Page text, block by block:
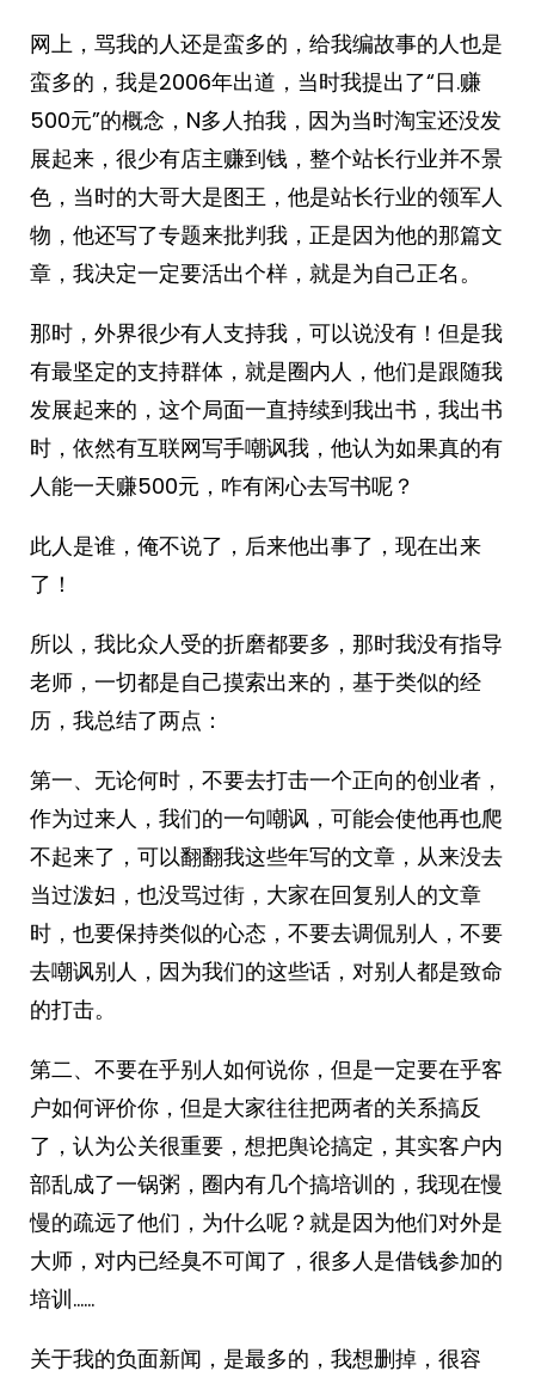
网上，骂我的人还是蛮多的，给我编故事的人也是
蛮多的，我是2006年出道，当时我提出了“日.赚
500元”的概念，N多人拍我，因为当时淘宝还没发
展起来，很少有店主赚到钱，整个站长行业并不景
色，当时的大哥大是图王，他是站长行业的领军人
物，他还写了专题来批判我，正是因为他的那篇文
章，我决定一定要活出个样，就是为自己正名。
那时，外界很少有人支持我，可以说没有！但是我
有最坚定的支持群体，就是圈内人，他们是跟随我
发展起来的，这个局面一直持续到我出书，我出书
时，依然有互联网写手嘲讽我，他认为如果真的有
人能一天赚500元，咋有闲心去写书呢？
此人是谁，俺不说了，后来他出事了，现在出来
了！
所以，我比众人受的折磨都要多，那时我没有指导
老师，一切都是自己摸索出来的，基于类似的经
历，我总结了两点：
第一、无论何时，不要去打击一个正向的创业者，
作为过来人，我们的一句嘲讽，可能会使他再也爬
不起来了，可以翻翻我这些年写的文章，从来没去
当过泼妇，也没骂过街，大家在回复别人的文章
时，也要保持类似的心态，不要去调侃别人，不要
去嘲讽别人，因为我们的这些话，对别人都是致命
的打击。
第二、不要在乎别人如何说你，但是一定要在乎客
户如何评价你，但是大家往往把两者的关系搞反
了，认为公关很重要，想把舆论搞定，其实客户内
部乱成了一锅粥，圈内有几个搞培训的，我现在慢
慢的疏远了他们，为什么呢？就是因为他们对外是
大师，对内已经臭不可闻了，很多人是借钱参加的
培训……
关于我的负面新闻，是最多的，我想删掉，很容